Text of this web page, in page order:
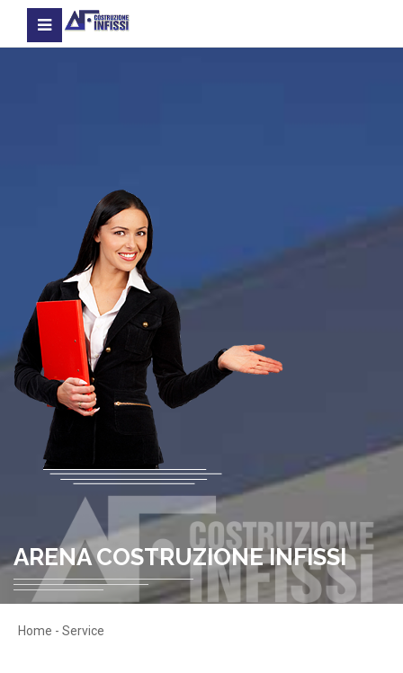
ARENA COSTRUZIONE INFISSI
Home - Service